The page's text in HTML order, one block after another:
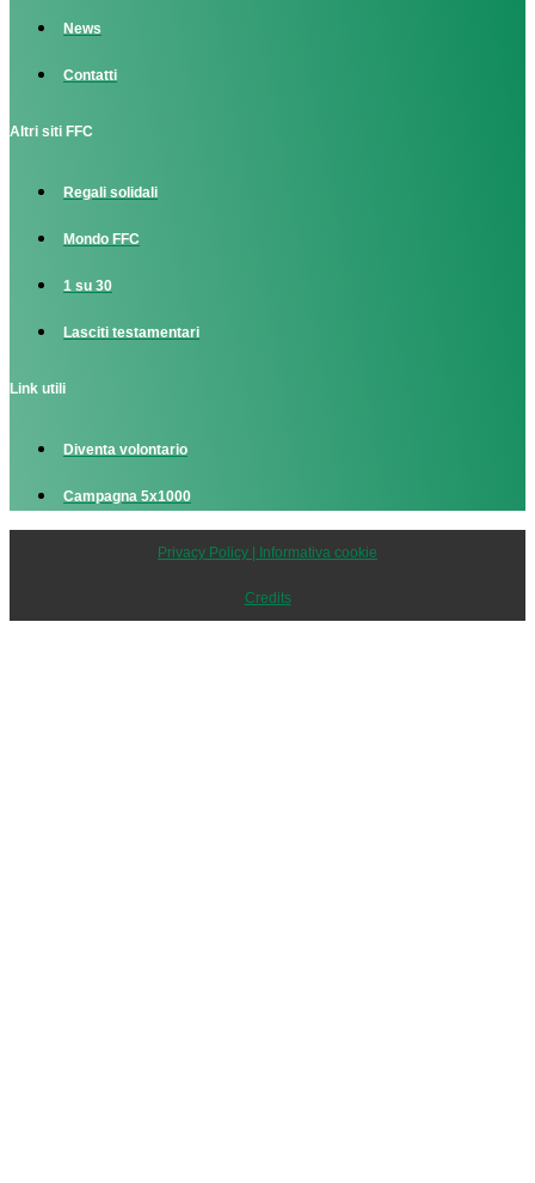
News
Contatti
Altri siti FFC
Regali solidali
Mondo FFC
1 su 30
Lasciti testamentari
Link utili
Diventa volontario
Campagna 5x1000
Privacy Policy | Informativa cookie
Credits